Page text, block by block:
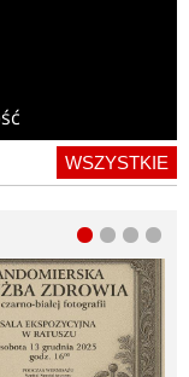
WSZYSTKIE